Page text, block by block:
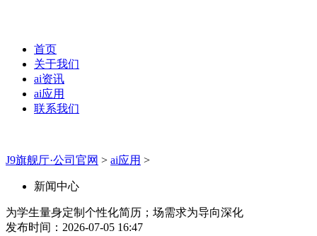
首页
关于我们
ai资讯
ai应用
联系我们
J9旗舰厅·公司官网 > ai应用 >
新闻中心
为学生量身定制个性化简历；场需求为导向深化
发布时间：2026-07-05 16:47